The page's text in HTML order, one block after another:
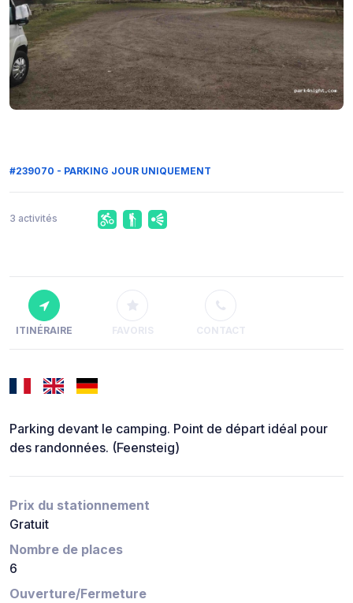
#239070 - PARKING JOUR UNIQUEMENT
3 activités
ITINÉRAIRE FAVORIS CONTACT
Parking devant le camping. Point de départ idéal pour
des randonnées. (Feensteig)
Prix du stationnement
Gratuit
Nombre de places
6
Ouverture/Fermeture